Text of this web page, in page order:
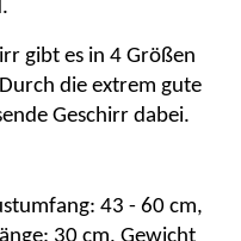
gibt es in 4 Größen
die extrem gute
Geschirr dabei.
43 - 60 cm,